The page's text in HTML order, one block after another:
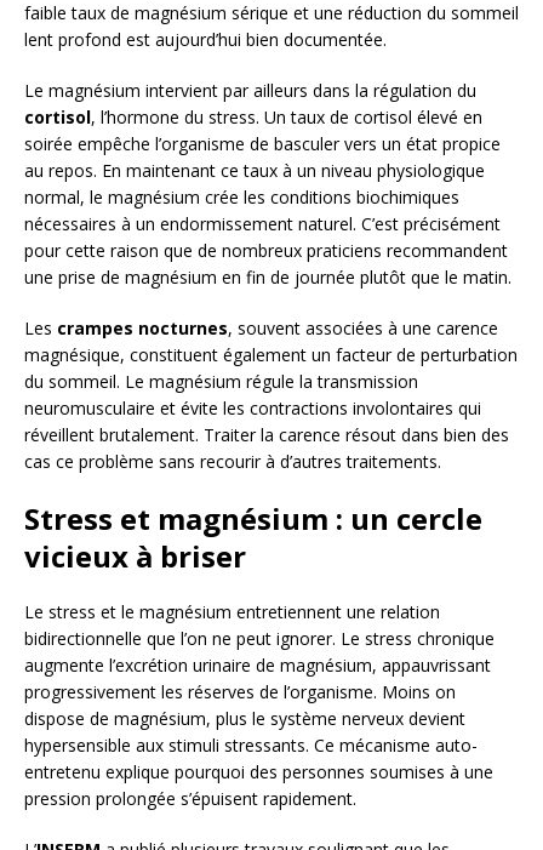
faible taux de magnésium sérique et une réduction du sommeil
lent profond est aujourd’hui bien documentée.
Le magnésium intervient par ailleurs dans la régulation du
cortisol, l’hormone du stress. Un taux de cortisol élevé en
soirée empêche l’organisme de basculer vers un état propice
au repos. En maintenant ce taux à un niveau physiologique
normal, le magnésium crée les conditions biochimiques
nécessaires à un endormissement naturel. C’est précisément
pour cette raison que de nombreux praticiens recommandent
une prise de magnésium en fin de journée plutôt que le matin.
Les crampes nocturnes, souvent associées à une carence
magnésique, constituent également un facteur de perturbation
du sommeil. Le magnésium régule la transmission
neuromusculaire et évite les contractions involontaires qui
réveillent brutalement. Traiter la carence résout dans bien des
cas ce problème sans recourir à d’autres traitements.
Stress et magnésium : un cercle
vicieux à briser
Le stress et le magnésium entretiennent une relation
bidirectionnelle que l’on ne peut ignorer. Le stress chronique
augmente l’excrétion urinaire de magnésium, appauvrissant
progressivement les réserves de l’organisme. Moins on
dispose de magnésium, plus le système nerveux devient
hypersensible aux stimuli stressants. Ce mécanisme auto-
entretenu explique pourquoi des personnes soumises à une
pression prolongée s’épuisent rapidement.